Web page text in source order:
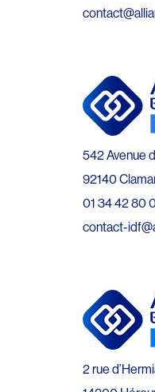
542 Avenue
92140
01 34 42 80
contact-
2 rue